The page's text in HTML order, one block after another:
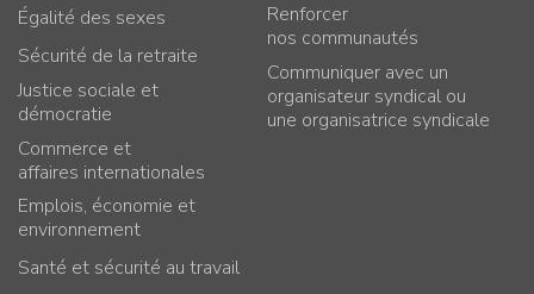
Égalité des sexes
Sécurité de la retraite
Justice sociale et
démocratie
Commerce et
affaires internationales
Emplois, économie et
environnement
Santé et sécurité au travail
Renforcer
nos communautés
Communiquer avec un
organisateur syndical ou
une organisatrice syndicale